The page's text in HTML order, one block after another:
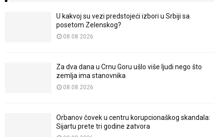
U kakvoj su vezi predstojeći izbori u Srbiji sa
posetom Zelenskog?
08.08.2026
Za dva dana u Crnu Goru ušlo više ljudi nego što
zemlja ima stanovnika
08.08.2026
Orbanov čovek u centru korupcionaškog skandala:
Sijartu prete tri godine zatvora